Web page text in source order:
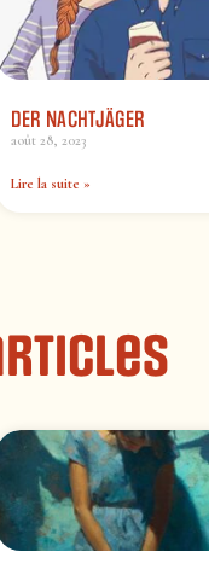
DER NACHTJÄGER
août 28, 2023
Lire la suite »